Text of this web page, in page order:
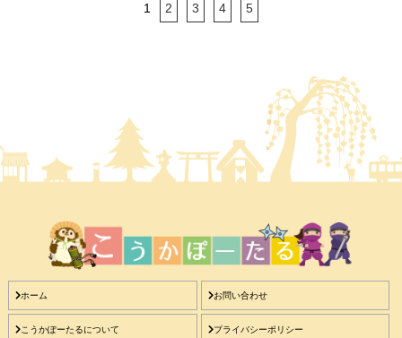
1 2 3 4 5
ホーム お問い合わせ
こうかぽーたるについて プライバシーポリシー